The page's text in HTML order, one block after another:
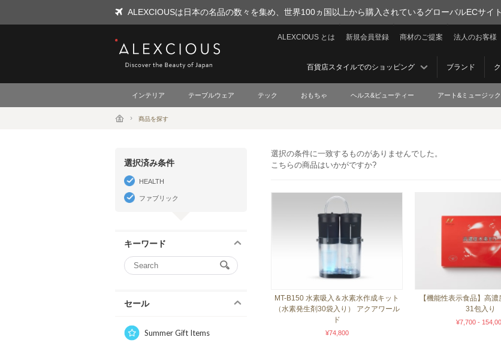
ALEXCIOUSは日本の名品の数々を集め、世界100ヵ国以上から購入されているグローバルECサイト
ALEXCIOUS
法人のお客様
商材のご提案
新規会員登録
ALEXCIOUS とは
ブランド
百貨店スタイルでのショッピング
インテリア テーブルウェア テック おもちゃ ヘルス&ビューティー アート&ミュージック
商品を探す
選択済み条件
HEALTH
ファブリック
キーワード
セール
Summer Gift Items
選択の条件に一致するものがありませんでした。
こちらの商品はいかがですか?
MT-B150 水素吸入＆水素水作成キット
（水素発生剤30袋入り） アクアワール
ド
¥74,800
【機能性表示食品】高
31包入り
¥7,700 -